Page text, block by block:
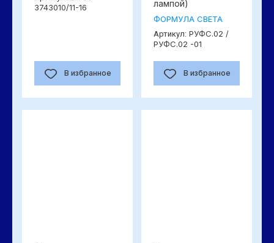
3743010/11-16
В избранное
лампой)
ФОРМУЛА СВЕТА
Артикул: РУФС.02 /
РУФС.02 -01
В избранное